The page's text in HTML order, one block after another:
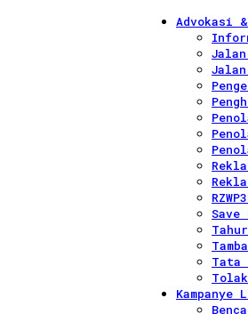
Advokasi &
Save
Tata
Kampanye